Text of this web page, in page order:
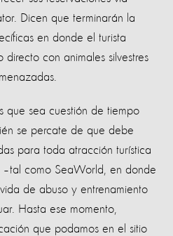
Dicen que terminarán la
en donde el turista
con animales silvestres
que sea cuestión de tiempo
se percate de que debe
para toda atracción turística
–tal como SeaWorld, en donde
de abuso y entrenamiento
Hasta ese momento,
que podamos en el sitio